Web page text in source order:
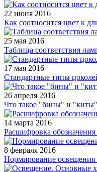
22 июня 2016
Как соотносится цвет к
25 мая 2016
Таблица соответствия
17 мая 2016
Стандартные типы
26 апреля 2016
Что такое "бины" и
14 марта 2016
Расшифровка обозначения
8 февраля 2016
Нормирование освещения